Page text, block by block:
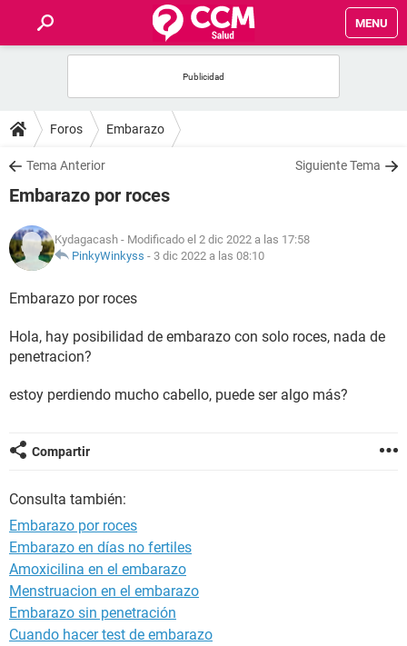
MENU
FOROS
SALUD
NUTRICIÓN
BIENESTAR
SEXUALIDAD
GLOSARIO
Foros Embarazo
Tema Anterior Siguiente Tema
Embarazo por roces
Kydagacash - Modificado el 2 dic 2022 a las 17:58
PinkyWinkyss - 3 dic 2022 a las 08:10
Embarazo por roces
Hola, hay posibilidad de embarazo con solo roces, nada de
penetracion?
estoy perdiendo mucho cabello, puede ser algo más?
Compartir
Consulta también:
Embarazo por roces
Embarazo en días no fertiles
Amoxicilina en el embarazo
Menstruacion en el embarazo
Embarazo sin penetración
Cuando hacer test de embarazo